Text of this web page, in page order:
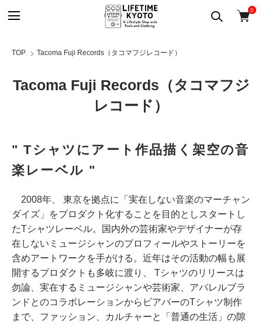
0
TOP Tacoma Fuji Records（タコマフジレコード）
Tacoma Fuji Records（タコマフジ
レコード）
" Tシャツにアート作品描く架空の音
楽レーベル "
2008年、 東京を拠点に「実在しない音楽のマーチャン
ダイズ」をプロダクト化することを目的としスタートし
たTシャツレーベル。国内外の芸術家やデザイナーが存
在しないミュージシャンのプロフィールやストーリーを
含めアートワークを手がける。近年はその活動の幅も展
開するプロダクトも多岐に渡り、 Tシャツのリリースは
勿論、実在するミュージシャンや芸術家、アパレルブラ
ンドとのコラボレーションからビアバーのTシャツ制作
まで、ファッション、カルチャーと「普通の生活」の隙